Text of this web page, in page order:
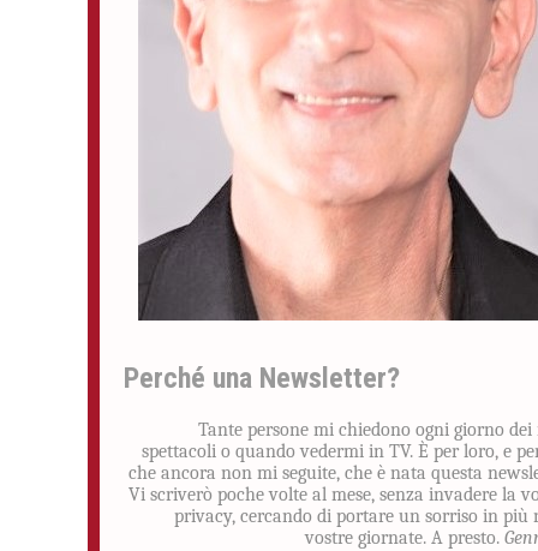
Perché una Newsletter?
Tante persone mi chiedono ogni giorno dei
spettacoli o quando vedermi in TV. È per loro, e
che ancora non mi seguite, che è nata questa
Vi scriverò poche volte al mese, senza invadere la
privacy, cercando di portare un sorriso in più
vostre giornate. A presto.